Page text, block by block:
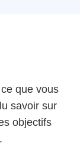
que vous
savoir sur
objectifs